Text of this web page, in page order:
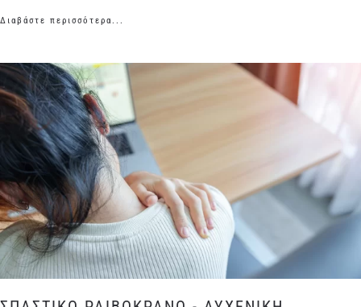
Διαβάστε περισσότερα...